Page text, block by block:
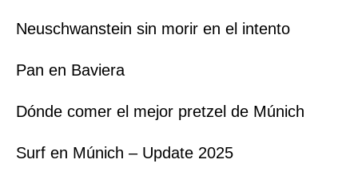
Neuschwanstein sin morir en el intento
Pan en Baviera
Dónde comer el mejor pretzel de Múnich
Surf en Múnich – Update 2025